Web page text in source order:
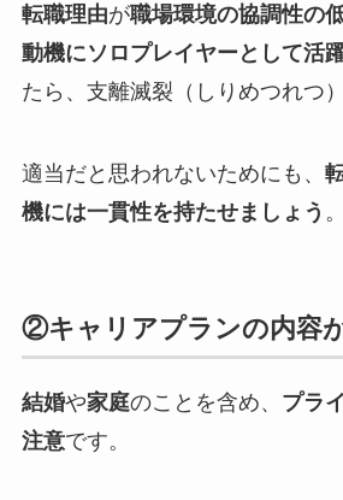
転職理由が職場環境の協調性の
動機にソロプレイヤーとして活
たら、支離滅裂（しりめつれつ）
適当だと思われないためにも、
機には一貫性を持たせましょう 。
②キャリアプランの内容
結婚や家庭のことを含め、 プラ
注意です。